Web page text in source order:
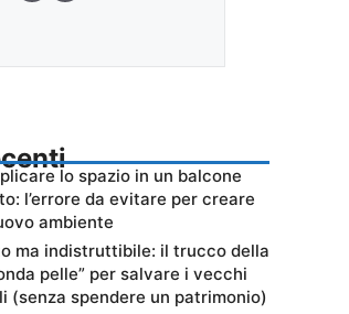
lo spazio in un balcone
l’errore da evitare per creare
ambiente
ma indistruttibile: il trucco della
pelle” per salvare i vecchi
(senza spendere un patrimonio)